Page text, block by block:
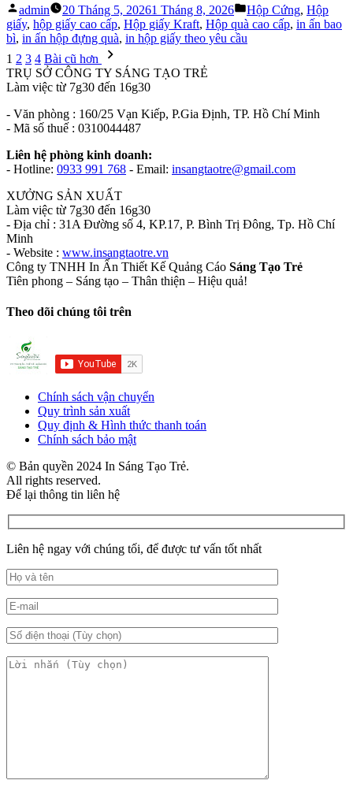
Màu
Sắc
Trong
Bao
Bì:
Chọn
Đúng
Màu
–
Chạm
Đúng
Cảm
Xúc
Khách
Hàng”
Đăng
bởi
admin 20 Tháng 5, 20261 Tháng 8, 2026
Đăng
trong
Hộp Cứng, Hộp
giấy, hộp giấy cao cấp, Hộp giấy Kraft, Hộp quà cao cấp, in ấn bao
bì, in ấn hộp đựng quà, in hộp giấy theo yêu cầu
Phân
trang
bài
viết
1 2 3 4 Bài cũ hơn
TRỤ SỞ CÔNG TY SÁNG TẠO TRẺ
Làm việc từ 7g30 đến 16g30
- Văn phòng : 160/25 Vạn Kiếp, P.Gia Định, TP. Hồ Chí Minh
- Mã số thuế : 0310044487
Liên hệ phòng kinh doanh:
- Hotline: 0933 991 768 - Email: insangtaotre@gmail.com
XƯỞNG SẢN XUẤT
Làm việc từ 7g30 đến 16g30
- Địa chỉ : 31A Đường số 4, KP.17, P. Bình Trị Đông, Tp. Hồ Chí
Minh
- Website : www.insangtaotre.vn
Công ty TNHH In Ấn Thiết Kế Quảng Cáo Sáng Tạo Trẻ
Tiên phong – Sáng tạo – Thân thiện – Hiệu quả!
Theo dõi chúng tôi trên
Chính sách vận chuyển
Quy trình sản xuất
Quy định & Hình thức thanh toán
Chính sách bảo mật
© Bản quyền 2024 In Sáng Tạo Trẻ.
All rights reserved.
Để lại thông tin liên hệ
Liên hệ ngay với chúng tối, để được tư vấn tốt nhất